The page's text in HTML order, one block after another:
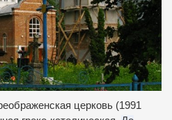
церковь (1991